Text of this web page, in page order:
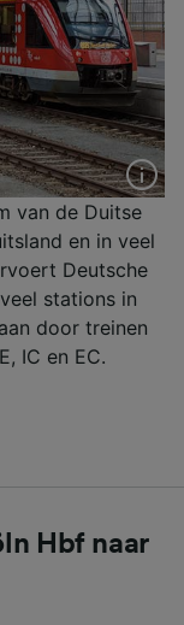
van de Duitse
en in veel
Deutsche
stations in
door treinen
IC en EC.
Hbf naar